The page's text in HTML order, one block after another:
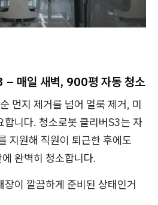
– 매일 새벽, 900평 자동 청소
먼지 제거를 넘어 얼룩 제거, 미
합니다. 청소로봇 클리버S3는 자
지원해 직원이 퇴근한 후에도
완벽히 청소합니다.
이 깔끔하게 준비된 상태인거